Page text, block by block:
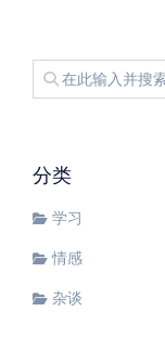
分类
学习
情感
杂谈